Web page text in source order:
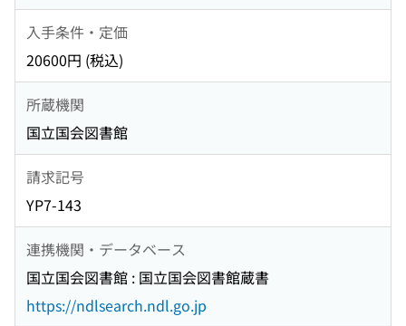
入手条件・定価
20600円 (税込)
所蔵機関
国立国会図書館
請求記号
YP7-143
連携機関・データベース
国立国会図書館 : 国立国会図書館蔵書
https://ndlsearch.ndl.go.jp